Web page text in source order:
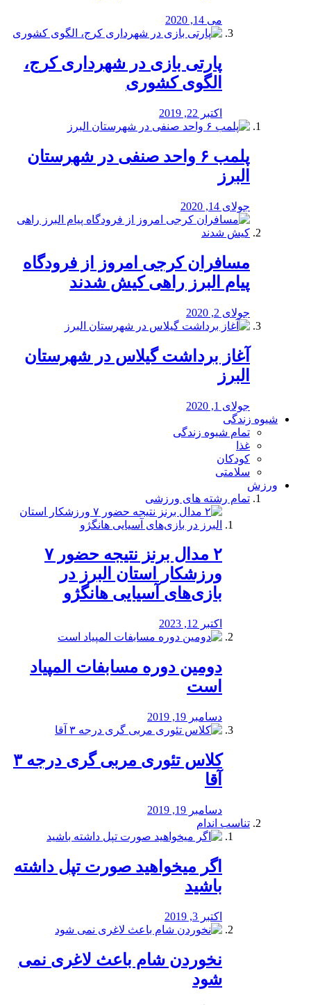
می 14, 2020
پارتی بازی در شهرداری کرج،
الگوی کشوری
اکتبر 22, 2019
پلمب ۶ واحد صنفی در شهرستان
البرز
جولای 14, 2020
مسافران کرجی امروز از فرودگاه
پیام البرز راهی کیش شدند
جولای 2, 2020
آغاز برداشت گیلاس در شهرستان
البرز
جولای 1, 2020
شیوه زندگی
تمام شیوه زندگی
غذا
کودکان
سلامتی
ورزش
تمام رشته های ورزشی
۲ مدال برنز نتیجه حضور ۷
ورزشکار استان البرز در
بازی‌های آسیایی هانگژو
اکتبر 12, 2023
دومین دوره مسابفات المپیاد
است
دسامبر 19, 2019
کلاس تئوری مربی گری درجه ۳
آقا
دسامبر 19, 2019
تناسب اندام
اگر میخواهید صورت تپل داشته
باشید
اکتبر 3, 2019
نخوردن شام باعث لاغری نمی
‌شود